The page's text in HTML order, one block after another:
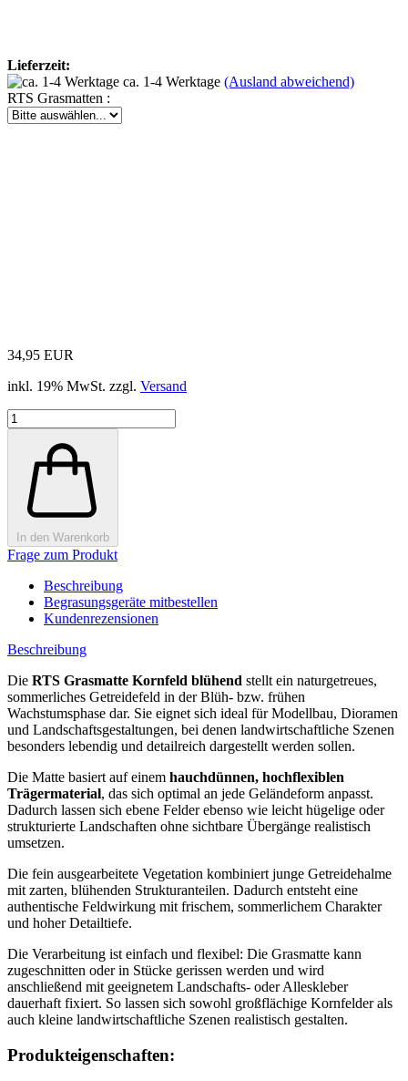
Lieferzeit:
ca. 1-4 Werktage (Ausland abweichend)
RTS Grasmatten :
34,95 EUR
inkl. 19% MwSt. zzgl. Versand
In den Warenkorb
Frage zum Produkt
Beschreibung
Begrasungsgeräte mitbestellen
Kundenrezensionen
Beschreibung
Die RTS Grasmatte Kornfeld blühend stellt ein naturgetreues,
sommerliches Getreidefeld in der Blüh- bzw. frühen
Wachstumsphase dar. Sie eignet sich ideal für Modellbau, Dioramen
und Landschaftsgestaltungen, bei denen landwirtschaftliche Szenen
besonders lebendig und detailreich dargestellt werden sollen.
Die Matte basiert auf einem hauchdünnen, hochflexiblen
Trägermaterial, das sich optimal an jede Geländeform anpasst.
Dadurch lassen sich ebene Felder ebenso wie leicht hügelige oder
strukturierte Landschaften ohne sichtbare Übergänge realistisch
umsetzen.
Die fein ausgearbeitete Vegetation kombiniert junge Getreidehalme
mit zarten, blühenden Strukturanteilen. Dadurch entsteht eine
authentische Feldwirkung mit frischem, sommerlichem Charakter
und hoher Detailtiefe.
Die Verarbeitung ist einfach und flexibel: Die Grasmatte kann
zugeschnitten oder in Stücke gerissen werden und wird
anschließend mit geeignetem Landschafts- oder Alleskleber
dauerhaft fixiert. So lassen sich sowohl großflächige Kornfelder als
auch kleine landwirtschaftliche Szenen realistisch gestalten.
Produkteigenschaften: